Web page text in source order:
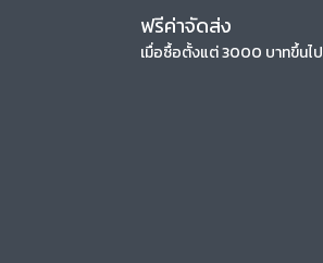
ฟรีค่าจัดส่ง
เมื่อซื้อตั้งแต่ 3000 บาทขึ้นไป